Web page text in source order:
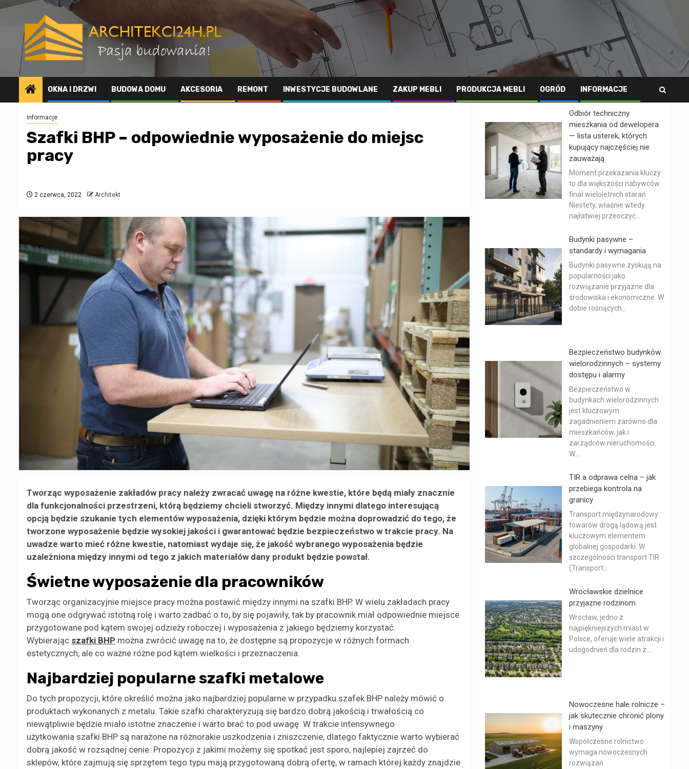
Przejdź
OKNA I DRZWI BUDOWA DOMU AKCESORIA REMONT INWESTYCJE BUDOWLANE ZAKUP MEBLI PRODUKCJA MEBLI OGRÓD INFORMACJE
informacje
Szafki BHP – odpowiednie wyposażenie do miejsc
pracy
2 czerwca, 2022 Architekt
Tworząc wyposażenie zakładów pracy należy zwracać uwagę na różne kwestie, które będą miały znacznie
dla funkcjonalności przestrzeni, którą będziemy chcieli stworzyć. Między innymi dlatego interesującą
opcją będzie szukanie tych elementów wyposażenia, dzięki którym będzie można doprowadzić do tego, że
tworzone wyposażenie będzie wysokiej jakości i gwarantować będzie bezpieczeństwo w trakcie pracy. Na
uwadze warto mieć różne kwestie, natomiast wydaje się, że jakość wybranego wyposażenia będzie
uzależniona między innymi od tego z jakich materiałów dany produkt będzie powstał.
Świetne wyposażenie dla pracowników
Tworząc organizacyjnie miejsce pracy można postawić między innymi na szafki BHP. W wielu zakładach pracy
mogą one odgrywać istotną rolę i warto zadbać o to, by się pojawiły, tak by pracownik miał odpowiednie miejsce
przygotowane pod kątem swojej odzieży roboczej i wyposażenia z jakiego będziemy korzystać.
Wybierając szafki BHP można zwrócić uwagę na to, że dostępne są propozycje w różnych formach
estetycznych, ale co ważne różne pod kątem wielkości i przeznaczenia.
Najbardziej popularne szafki metalowe
Do tych propozycji, które określić można jako najbardziej popularne w przypadku szafek BHP należy mówić o
produktach wykonanych z metalu. Takie szafki charakteryzują się bardzo dobrą jakością i trwałością co
niewątpliwie będzie miało istotne znaczenie i warto brać to pod uwagę. W trakcie intensywnego
użytkowania szafki BHP są narażone na różnorakie uszkodzenia i zniszczenie, dlatego faktycznie warto wybierać
dobrą jakość w rozsądnej cenie. Propozycji z jakimi możemy się spotkać jest sporo, najlepiej zajrzeć do
sklepów, które zajmują się sprzętem tego typu mają przygotowaną dobrą ofertę, w ramach której każdy znajdzie
Odbiór techniczny
mieszkania od dewelopera
— lista usterek, których
kupujący najczęściej nie
zauważają
Moment przekazania kluczy
to dla większości nabywców
finał wieloletnich starań.
Niestety, właśnie wtedy
najłatwiej przeoczyć...
Budynki pasywne –
standardy i wymagania
Budynki pasywne zyskują na
popularności jako
rozwiązanie przyjazne dla
środowiska i ekonomiczne. W
dobie rosnących...
Bezpieczeństwo budynków
wielorodzinnych – systemy
dostępu i alarmy
Bezpieczeństwo w
budynkach wielorodzinnych
jest kluczowym
zagadnieniem zarówno dla
mieszkańców, jak i
zarządców nieruchomości.
W...
TIR a odprawa celna – jak
przebiega kontrola na
granicy
Transport międzynarodowy
towarów drogą lądową jest
kluczowym elementem
globalnej gospodarki. W
szczególności transport TIR
(Transport...
Wrocławskie dzielnice
przyjazne rodzinom
Wrocław, jedno z
najpiękniejszych miast w
Polsce, oferuje wiele atrakcji i
udogodnień dla rodzin z...
Nowoczesne hale rolnicze –
jak skutecznie chronić plony
i maszyny
Współczesne rolnictwo
wymaga nowoczesnych
rozwiązań